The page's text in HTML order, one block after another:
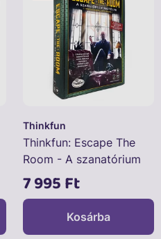
Thinkfun
Thinkfun: Escape The
Room - A szanatórium
rejtélye társasjáték
7 995 Ft
Kosárba